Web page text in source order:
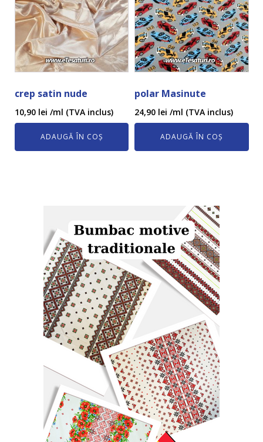
crep satin nude
10,90 lei /ml (TVA inclus)
ADAUGĂ ÎN COȘ
polar Masinute
24,90 lei /ml (TVA inclus)
ADAUGĂ ÎN COȘ